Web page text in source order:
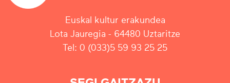
Euskal kultur erakundea
Lota Jauregia - 64480 Uztaritze
Tel: 0 (033)5 59 93 25 25